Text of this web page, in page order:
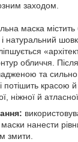
заходом.
маска містить
натуральний
обличчя.
та
потішить красою
ніжної й
маски нанести
змити.